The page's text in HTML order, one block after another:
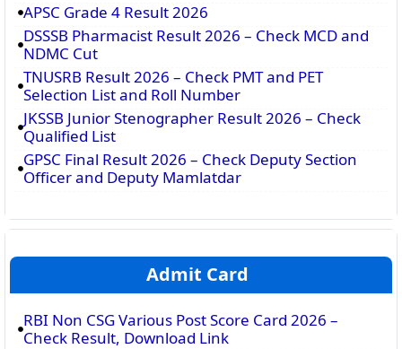
APSC Grade 4 Result 2026
DSSSB Pharmacist Result 2026 – Check MCD and
NDMC Cut
TNUSRB Result 2026 – Check PMT and PET
Selection List and Roll Number
JKSSB Junior Stenographer Result 2026 – Check
Qualified List
GPSC Final Result 2026 – Check Deputy Section
Officer and Deputy Mamlatdar
Admit Card
RBI Non CSG Various Post Score Card 2026 –
Check Result, Download Link